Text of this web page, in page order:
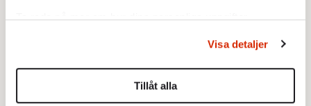
Ta reda på mer om hur dina personliga uppgifter
Du kan ändra eller dra tillbaka ditt samtycke när som
helst från cookie-förklaringen.
Vi använder enhetsidentifierare för att anpassa innehållet
Visa detaljer
Tillåt alla
OECD:s stora kunskapsmätning
före ett svenskt riksdagsval.
Resultatet kan ge skolfrågan ny
kraft under valrörelsens sista
dagar.
Förening för homo- och
bisexuella portas från Pride